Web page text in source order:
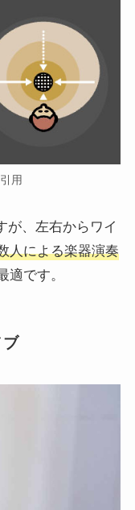
用
が、左右からワイ
人による楽器演奏
適です。
ブ